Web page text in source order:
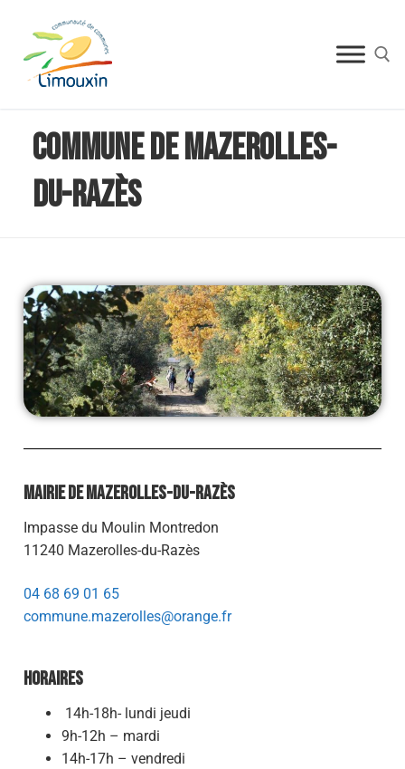
Commune de Mazerolles-
du-Razès
Mairie de Mazerolles-du-Razès
Impasse du Moulin Montredon
11240 Mazerolles-du-Razès
04 68 69 01 65
commune.mazerolles@orange.fr
Horaires
14h-18h- lundi jeudi
9h-12h – mardi
14h-17h – vendredi